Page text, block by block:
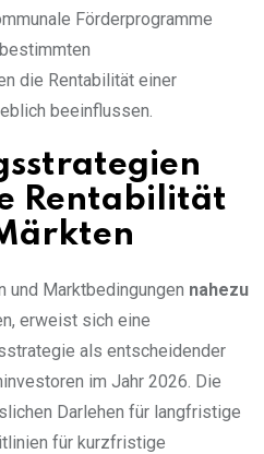
Förderprogramme
die Rentabilität einer
beeinflussen.
Rentabilität
und Marktbedingungen nahezu
erweist sich eine
als entscheidender
im Jahr 2026. Die
Darlehen für langfristige
für kurzfristige